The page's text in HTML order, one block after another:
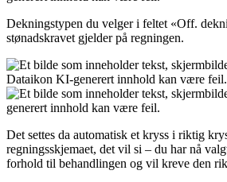
Dekningstypen du velger i feltet «Off.
stønadskravet gjelder på regningen.
Det settes da automatisk et kryss i riktig
regningsskjemaet, det vil si – du har nå
forhold til behandlingen og vil kreve den